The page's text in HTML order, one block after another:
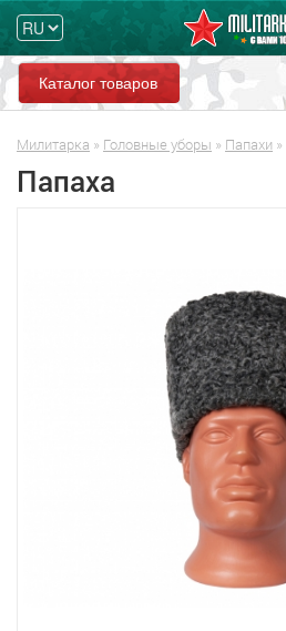
Каталог товаров
Милитарка » Головные уборы » Папахи »
Папаха